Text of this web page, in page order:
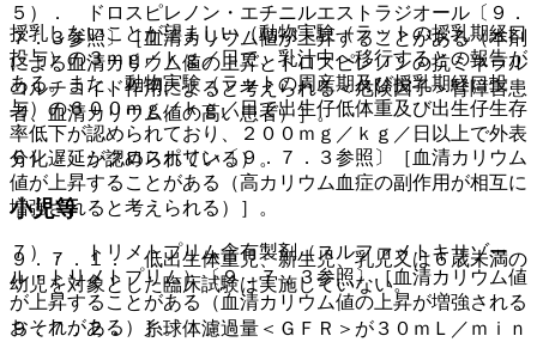
授乳しないことが望ましい（動物実験（ラットの授乳期経口
投与）の３ｍｇ／ｋｇ／日で、乳汁中へ移行するとの報告が
ある。また、動物実験（ラットの周産期及び授乳期経口投
与）の６００ｍｇ／ｋｇ／日で出生仔低体重及び出生仔生存
率低下が認められており、２００ｍｇ／ｋｇ／日以上で外表
分化遅延が認められている）。
小児等
９．７．１． 低出生体重児、新生児、乳児又は６歳未満の
幼児を対象とした臨床試験は実施していない。
９．７．２． 糸球体濾過量＜ＧＦＲ＞が３０ｍＬ／ｍｉｎ
５）． ドロスピレノン・エチニルエストラジオール〔９．
７．３参照〕［血清カリウム値が上昇することがある（本剤
による血清カリウム値の上昇とドロスピレノンの抗ミネラル
コルチコイド作用によると考えられる＜危険因子＞腎障害患
者、血清カリウム値の高い患者）］。
６）． シクロスポリン〔９．７．３参照〕［血清カリウム
値が上昇することがある（高カリウム血症の副作用が相互に
増強されると考えられる）］。
７）． トリメトプリム含有製剤（スルファメトキサゾー
ル・トリメトプリム）〔９．７．３参照〕［血清カリウム値
が上昇することがある（血清カリウム値の上昇が増強される
おそれがある）］。